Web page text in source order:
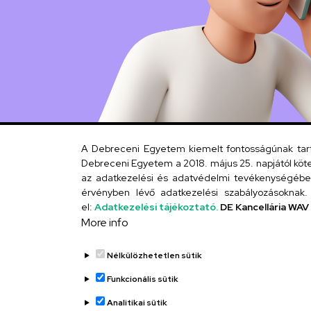
A Debreceni Egyetem kiemelt fontosságúnak
Debreceni Egyetem a 2018. május 25. napjától
az adatkezelési és adatvédelmi
érvényben lévő adatkezelési
el: Adatkezelési tájékoztató. DE Kancellária
More info
Nélkülözhetetlen sütik
Funkcionális sütik
Analitikai sütik